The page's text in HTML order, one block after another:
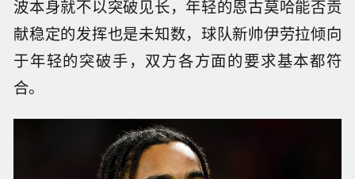
波本身就不以突破见长，年轻的恩古莫哈能否贡
献稳定的发挥也是未知数，球队新帅伊劳拉倾向
于年轻的突破手，双方各方面的要求基本都符
合。